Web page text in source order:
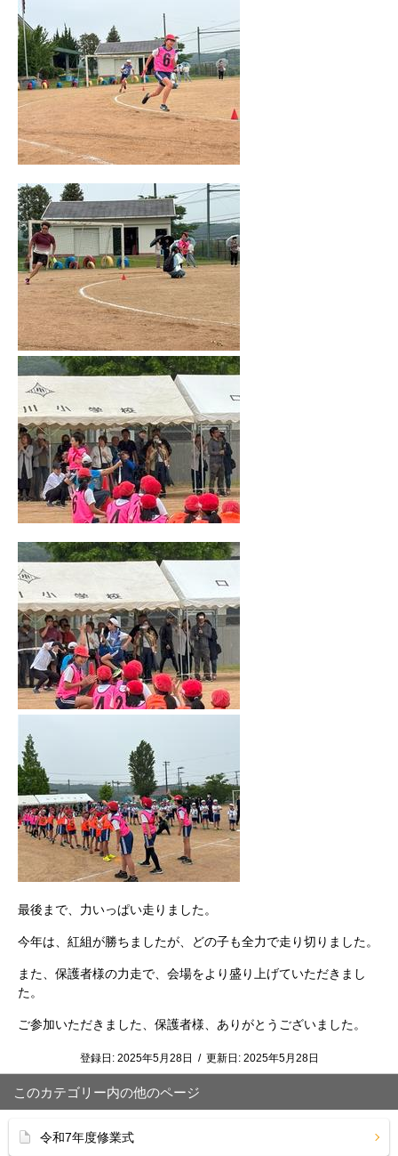
最後まで、力いっぱい走りました。
今年は、紅組が勝ちましたが、どの子も全力で走り切りました。
また、保護者様の力走で、会場をより盛り上げていただきまし
た。
ご参加いただきました、保護者様、ありがとうございました。
登録日: 2025年5月28日 / 更新日: 2025年5月28日
このカテゴリー内の他のページ
令和7年度修業式